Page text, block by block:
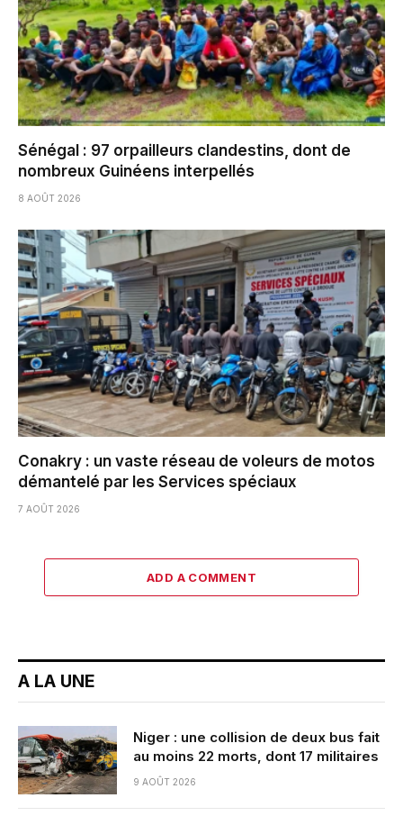
Sénégal : 97 orpailleurs clandestins, dont de
nombreux Guinéens interpellés
8 AOÛT 2026
Conakry : un vaste réseau de voleurs de motos
démantelé par les Services spéciaux
7 AOÛT 2026
ADD A COMMENT
A LA UNE
Niger : une collision de deux bus fait
au moins 22 morts, dont 17 militaires
9 AOÛT 2026